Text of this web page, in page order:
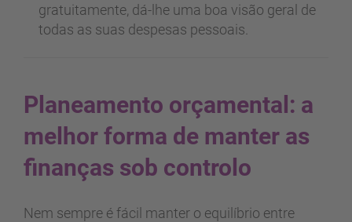
gratuitamente, dá-lhe uma boa visão geral de
todas as suas despesas pessoais.
Planeamento orçamental: a
melhor forma de manter as
finanças sob controlo
Nem sempre é fácil manter o equilíbrio entre